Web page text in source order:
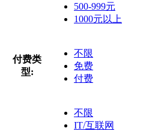
500-999元
1000元以上
付费类
型:
不限
免费
付费
不限
IT/互联网